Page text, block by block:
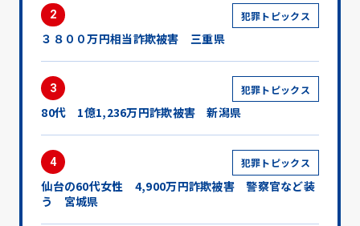
2 犯罪トピックス
３８００万円相当詐欺被害 三重県
3 犯罪トピックス
80代 1億1,236万円詐欺被害 新潟県
4 犯罪トピックス
仙台の60代女性 4,900万円詐欺被害 警察官など装
う 宮城県